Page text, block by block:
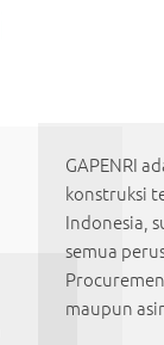
GAPENRI
konstruksi
Indonesia,
semua
maupun